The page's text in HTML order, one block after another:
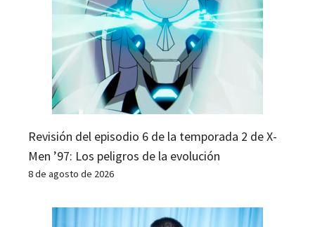
Revisión del episodio 6 de la temporada 2 de X-
Men ’97: Los peligros de la evolución
8 de agosto de 2026